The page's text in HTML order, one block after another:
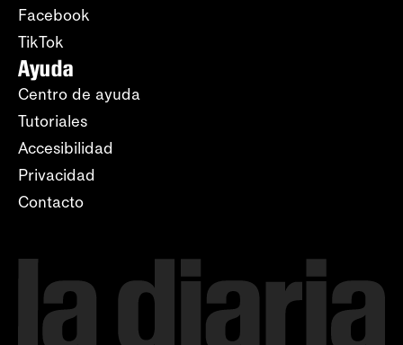
Facebook
TikTok
Ayuda
Centro de ayuda
Tutoriales
Accesibilidad
Privacidad
Contacto